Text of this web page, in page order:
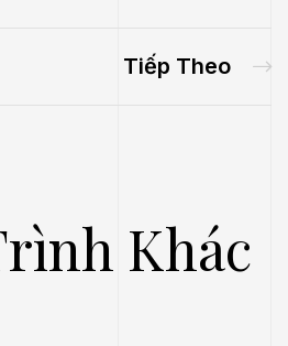
Tiếp Theo
Khác